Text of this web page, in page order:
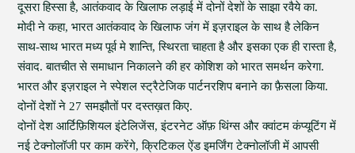
दूसरा हिस्सा है, आतंकवाद के खिलाफ लड़ाई में दोनों देशों के साझा रवैये का.
मोदी ने कहा, भारत आतंकवाद के खिलाफ जंग में इज़राइल के साथ है लेकिन
साथ-साथ भारत मध्य पूर्व मे शान्ति, स्थिरता चाहता है और इसका एक ही रास्ता है,
संवाद. बातचीत से समाधान निकालने की हर कोशिश को भारत समर्थन करेगा.
भारत और इज़राइल ने स्पेशल स्ट्रैटेजिक पार्टनरशिप बनाने का फ़ैसला किया.
दोनों देशों ने 27 समझौतों पर दस्तख़त किए.
दोनों देश आर्टिफ़िशियल इंटेलिजेंस, इंटरनेट ऑफ़ थिंग्स और क्वांटम कंप्यूटिंग में
नई टेक्नोलॉजी पर काम करेंगे, क्रिटिकल ऐंड इमर्जिंग टेक्नोलॉजी में आपसी